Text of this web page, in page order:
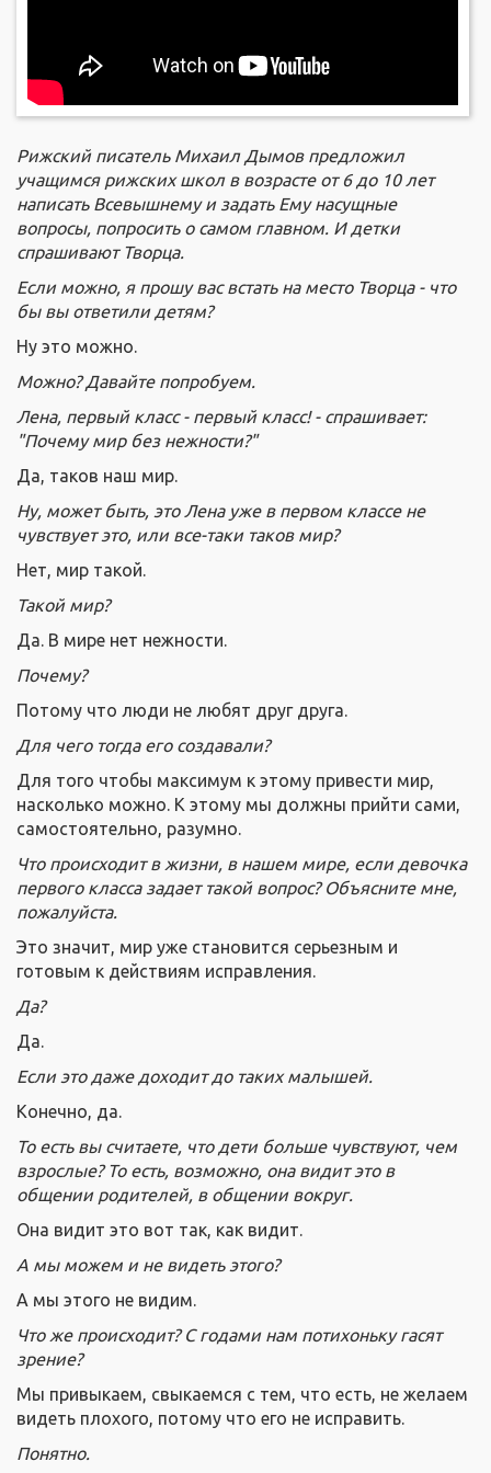
Рижский писатель Михаил Дымов предложил
учащимся рижских школ в возрасте от 6 до 10 лет
написать Всевышнему и задать Ему насущные
вопросы, попросить о самом главном. И детки
спрашивают Творца.
Если можно, я прошу вас встать на место Творца - что
бы вы ответили детям?
Ну это можно.
Можно? Давайте попробуем.
Лена, первый класс - первый класс! - спрашивает:
"Почему мир без нежности?"
Да, таков наш мир.
Ну, может быть, это Лена уже в первом классе не
чувствует это, или все-таки таков мир?
Нет, мир такой.
Такой мир?
Да. В мире нет нежности.
Почему?
Потому что люди не любят друг друга.
Для чего тогда его создавали?
Для того чтобы максимум к этому привести мир,
насколько можно. К этому мы должны прийти сами,
самостоятельно, разумно.
Что происходит в жизни, в нашем мире, если девочка
первого класса задает такой вопрос? Объясните мне,
пожалуйста.
Это значит, мир уже становится серьезным и
готовым к действиям исправления.
Да?
Да.
Если это даже доходит до таких малышей.
Конечно, да.
То есть вы считаете, что дети больше чувствуют, чем
взрослые? То есть, возможно, она видит это в
общении родителей, в общении вокруг.
Она видит это вот так, как видит.
А мы можем и не видеть этого?
А мы этого не видим.
Что же происходит? С годами нам потихоньку гасят
зрение?
Мы привыкаем, свыкаемся с тем, что есть, не желаем
видеть плохого, потому что его не исправить.
Понятно.